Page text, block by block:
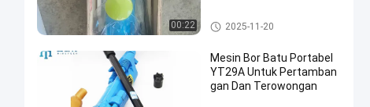
00:22 Mesin Pengeboran Batu
2025-11-20
Mesin Bor Batu Portabel
YT29A Untuk Pertamban
gan Dan Terowongan